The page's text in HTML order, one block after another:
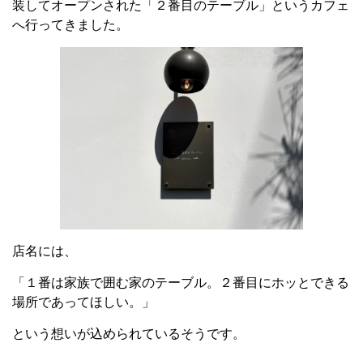
装してオープンされた「２番目のテーブル」というカフェ
へ行ってきました。
店名には、
「１番は家族で囲む家のテーブル。２番目にホッとできる
場所であってほしい。」
という想いが込められているそうです。